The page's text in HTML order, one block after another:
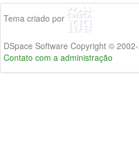
Tema criado por
DSpace Software Copyright ©
Contato com a administração